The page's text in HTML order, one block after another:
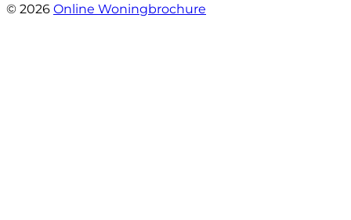
© 2026 Online Woningbrochure